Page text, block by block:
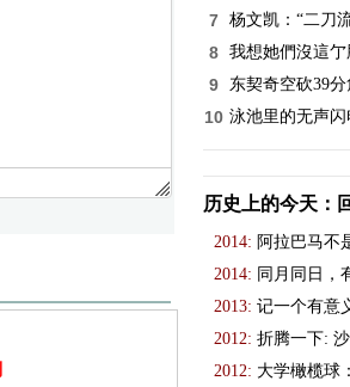
7 杨文凯：“二刀
8 我想她們沒這
9 东契奇空砍39
10 泳池里的无声闪
历史上的今天：
2014: 阿拉巴马不
2014: 同月同日，
2013: 记一个有意
2012: 折腾一下:
2012: 大学橄榄球